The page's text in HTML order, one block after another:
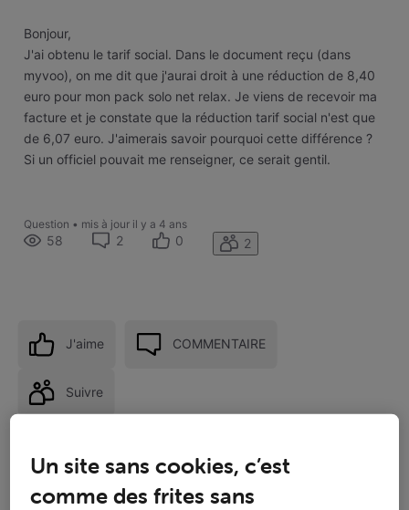
Bonjour,
J'ai obtenu le tarif social. Dans le document reçu (dans
myvoo), on me dit que j'aurai droit à une réduction de 8,40
euro pour mon pack solo net relax. Je viens de recevoir ma
facture et je constate que la réduction tarif social n'est que
de 6,07 euro. J'aimerais savoir pourquoi cette différence ?
Si un officiel pouvait me renseigner, ce serait gentil.
Question • mis à jour il y a 4 ans
58 2 0 2
J'aime COMMENTAIRE
Suivre
Un site sans cookies, c’est
comme des frites sans